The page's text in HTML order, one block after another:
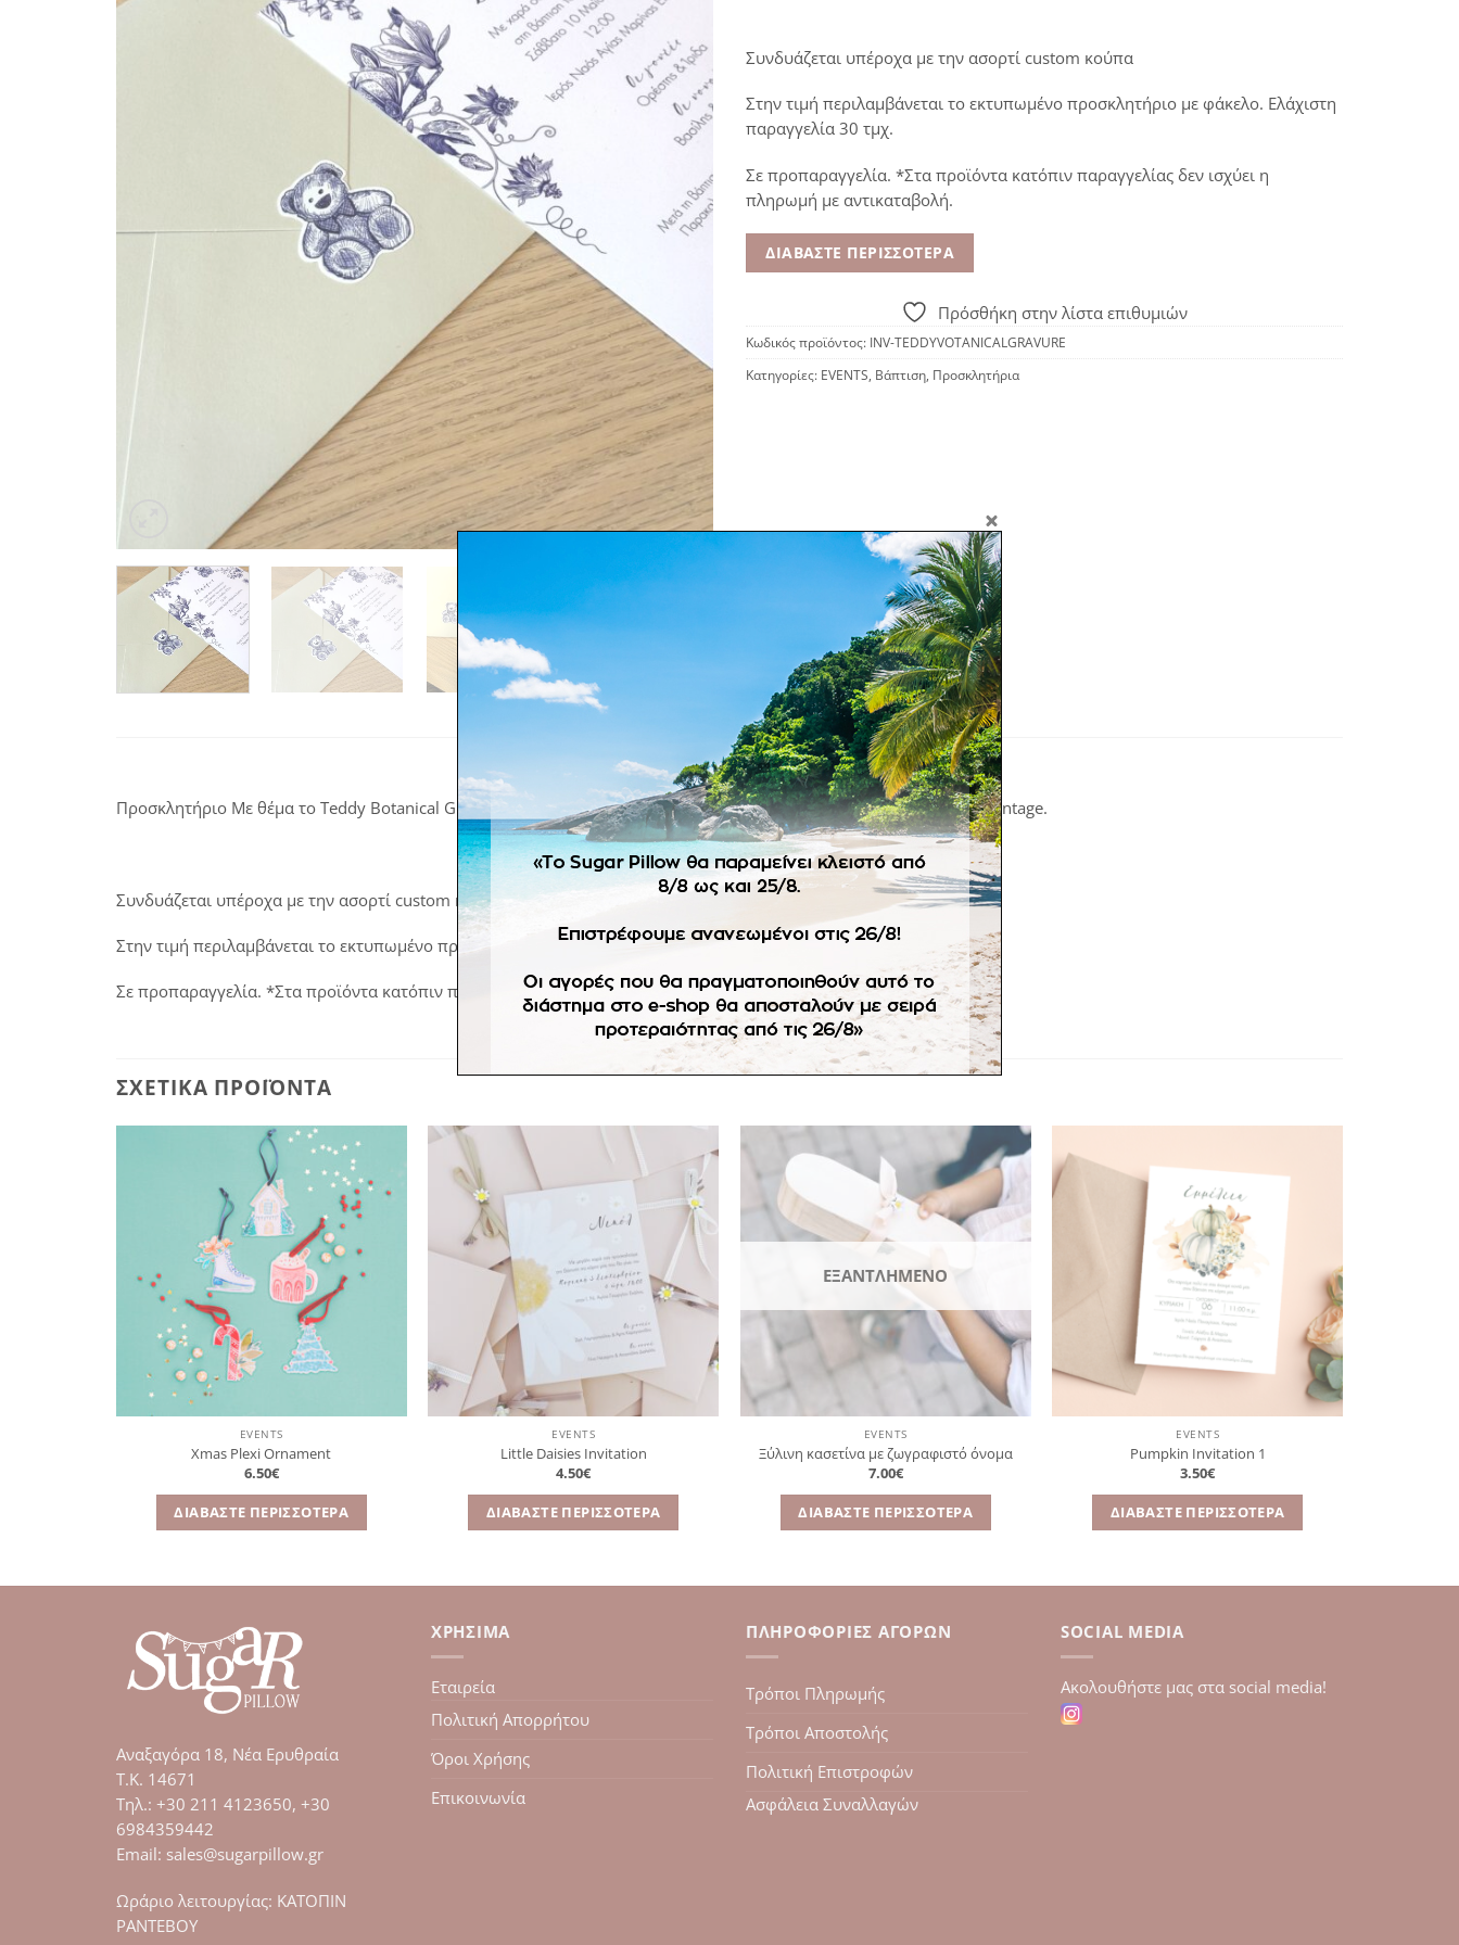
Συνδυάζεται υπέροχα με την ασορτί custom κούπα
Στην τιμή περιλαμβάνεται το εκτυπωμένο προσκλητήριο με φάκελο. Ελάχιστη
παραγγελία 30 τμχ.
Σε προπαραγγελία. *Στα προϊόντα κατόπιν παραγγελίας δεν ισχύει η
πληρωμή με αντικαταβολή.
ΔΙΑΒΆΣΤΕ ΠΕΡΙΣΣΌΤΕΡΑ
Πρόσθήκη στην λίστα επιθυμιών
Κωδικός προϊόντος: INV-TEDDYVOTANICALGRAVURE
Κατηγορίες: EVENTS, Βάπτιση, Προσκλητήρια
ΠΕΡΙΓΡΑΦΉ
Προσκλητήριο Με θέμα το Teddy Botanical Gravure. Μοναδική αισθητική που συνδυάζει την παιδικότητα με touch vintage.
Συνδυάζεται υπέροχα με την ασορτί custom κούπα
Στην τιμή περιλαμβάνεται το εκτυπωμένο προσκλητήριο με φάκελο. Ελάχιστη παραγγελία 30 τμχ.
Σε προπαραγγελία. *Στα προϊόντα κατόπιν παραγγελίας δεν ισχύει η πληρωμή με αντικαταβολή.
ΣΧΕΤΙΚΆ ΠΡΟΪΌΝΤΑ
Πρόσθήκη
στην
λίστα
επιθυμιών
EVENTS
Xmas Plexi Ornament
6.50€
ΔΙΑΒΆΣΤΕ ΠΕΡΙΣΣΌΤΕΡΑ
Πρόσθήκη
στην
λίστα
επιθυμιών
EVENTS
Little Daisies Invitation
4.50€
ΔΙΑΒΆΣΤΕ ΠΕΡΙΣΣΌΤΕΡΑ
Πρόσθήκη
στην
λίστα
επιθυμιών
ΕΞΑΝΤΛΗΜΈΝΟ
EVENTS
Ξύλινη κασετίνα με ζωγραφιστό όνομα
7.00€
ΔΙΑΒΆΣΤΕ ΠΕΡΙΣΣΌΤΕΡΑ
Πρόσθήκη
EVENTS
Pumpkin Invitation 1
3.50€
ΔΙΑΒΆΣΤΕ ΠΕΡΙΣΣΌΤΕΡΑ
Αναξαγόρα 18, Νέα Ερυθραία
Τ.Κ. 14671
Tηλ.: +30 211 4123650, +30
6984359442
Email: sales@sugarpillow.gr
Ωράριο λειτουργίας: ΚΑΤΟΠΙΝ
ΡΑΝΤΕΒΟΥ
ΧΡΉΣΙΜΑ
Εταιρεία
Πολιτική Απορρήτου
Όροι Χρήσης
Επικοινωνία
ΠΛΗΡΟΦΟΡΊΕΣ ΑΓΟΡΏΝ
Τρόποι Πληρωμής
Τρόποι Αποστολής
Πολιτική Επιστροφών
Ασφάλεια Συναλλαγών
SOCIAL MEDIA
Aκολουθήστε μας στα social media!